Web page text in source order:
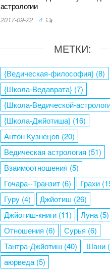
астрологии
2017-09-22 4
МЕТКИ:
{Ведическая-философия} (8)
{Школа-Ведаврата} (7)
{Школа-Ведической-
{Школа-Джйотиша} (16)
Антон Кузнецов(20)
Ведическая астрология (51)
Взаимоотношения (5)
Гочара--Транзит(6) Грахи
Гуру(4) Джйотиш (26)
Джйотиш-книги(11) Луна(5)
Отношения (6) Сурья (6)
Тантра-Джйотиш (40) Шани
аюрведа(5)